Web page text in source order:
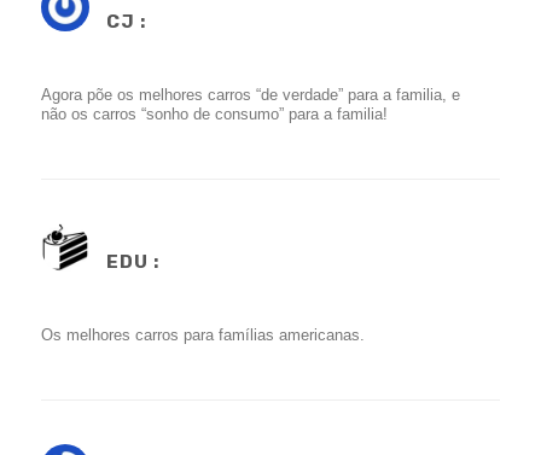
CJ :
Agora põe os melhores carros “de verdade” para a familia, e
não os carros “sonho de consumo” para a familia!
EDU :
Os melhores carros para famílias americanas.